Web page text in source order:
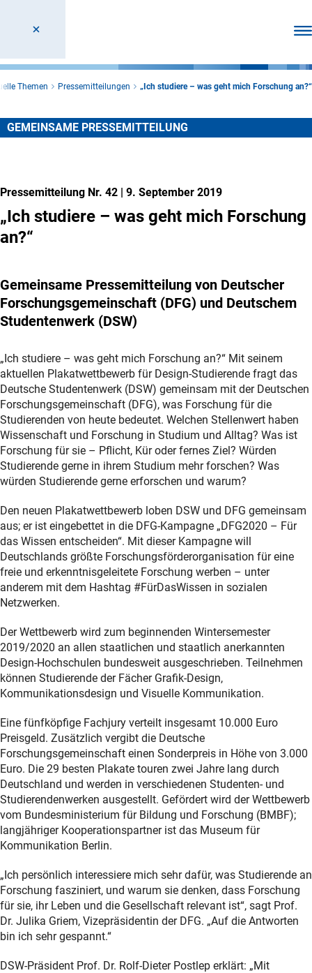
Themen Pressemitteilungen „Ich studiere – was geht mich Forschung an?“
GEMEINSAME PRESSEMITTEILUNG
Pressemitteilung Nr. 42 | 9. September 2019
„Ich studiere – was geht mich Forschung
an?“
Gemeinsame Pressemitteilung von Deutscher
Forschungsgemeinschaft (DFG) und Deutschem
Studentenwerk (DSW)
„Ich studiere – was geht mich Forschung an?“ Mit seinem
aktuellen Plakatwettbewerb für Design-Studierende fragt das
Deutsche Studentenwerk (DSW) gemeinsam mit der Deutschen
Forschungsgemeinschaft (DFG), was Forschung für die
Studierenden von heute bedeutet. Welchen Stellenwert haben
Wissenschaft und Forschung in Studium und Alltag? Was ist
Forschung für sie – Pflicht, Kür oder fernes Ziel? Würden
Studierende gerne in ihrem Studium mehr forschen? Was
würden Studierende gerne erforschen und warum?
Den neuen Plakatwettbewerb loben DSW und DFG gemeinsam
aus; er ist eingebettet in die DFG-Kampagne „DFG2020 – Für
das Wissen entscheiden“. Mit dieser Kampagne will
Deutschlands größte Forschungsförderorganisation für eine
freie und erkenntnisgeleitete Forschung werben – unter
anderem mit dem Hashtag #FürDasWissen in sozialen
Netzwerken.
Der Wettbewerb wird zum beginnenden Wintersemester
2019/2020 an allen staatlichen und staatlich anerkannten
Design-Hochschulen bundesweit ausgeschrieben. Teilnehmen
können Studierende der Fächer Grafik-Design,
Kommunikationsdesign und Visuelle Kommunikation.
Eine fünfköpfige Fachjury verteilt insgesamt 10.000 Euro
Preisgeld. Zusätzlich vergibt die Deutsche
Forschungsgemeinschaft einen Sonderpreis in Höhe von 3.000
Euro. Die 29 besten Plakate touren zwei Jahre lang durch
Deutschland und werden in verschiedenen Studenten- und
Studierendenwerken ausgestellt. Gefördert wird der Wettbewerb
vom Bundesministerium für Bildung und Forschung (BMBF);
langjähriger Kooperationspartner ist das Museum für
Kommunikation Berlin.
„Ich persönlich interessiere mich sehr dafür, was Studierende an
Forschung fasziniert, und warum sie denken, dass Forschung
für sie, ihr Leben und die Gesellschaft relevant ist“, sagt Prof.
Dr. Julika Griem, Vizepräsidentin der DFG. „Auf die Antworten
bin ich sehr gespannt.“
DSW-Präsident Prof. Dr. Rolf-Dieter Postlep erklärt: „Mit